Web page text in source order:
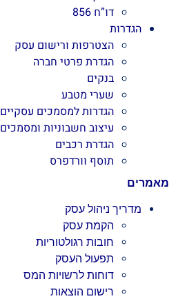
דו”ח 856
הגדרות
הצטרפות ורישום עסק
הגדרת פרטי חברה
בנקים
שערי מטבע
הגדרות למסמכים עסקיים
עיצוב חשבוניות ומסמכים
הגדרת רכבים
תוסף וורדפרס
מאמרים
מדריך ניהול עסק
הקמת עסק
חובות רגולטוריות
תפעול העסק
דוחות לרשויות המס
רישום הוצאות